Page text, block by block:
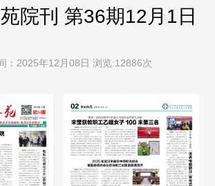
院刊 第36期12月1日
：2025年12月08日 浏览:12886次